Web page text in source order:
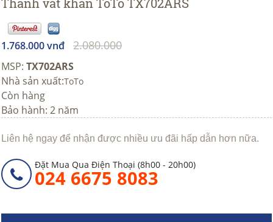
1.768.000 vnđ 2.080.000
MSP: TX702ARS
Nhà sản xuất:ToTo
Còn hàng
Bảo hành: 2 năm
Liên hệ ngay để nhận được nhiều ưu đãi hấp dẫn hơn nữa.
Đặt Mua Qua Điện Thoại (8h00 - 20h00)
024 6675 8083